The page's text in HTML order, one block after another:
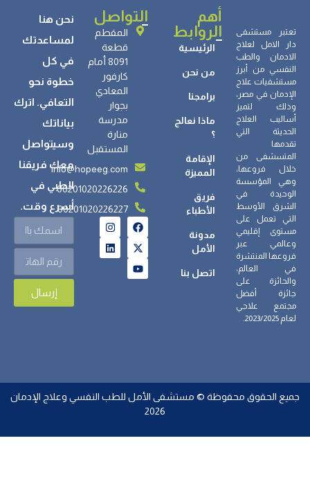
تعتبر مستشفى
دار الامل لعلاج
الادمان والطب
النفسي من أبرز
مستشفيات علاج
الإدمان في مصر،
وذلك لتميز
أساليب العلاج
الحديثة التي
تقدمها
المتسشفى من
خلال فروعها،
وهي المؤسسة
الوحيدة في
الشرق الأوسط
التي تعمل على
مستوى إقليمي
وعالمي عبر
فروعها المنتشرة
في العالم،
والحائزة على
جائزة أفضل
مجتمع علاجي
لعام 2023/2025.
أهم
الروابط
الرئيسية
من نحن
برامجنا
ماذا نعالج
؟
الإقامة
المميزة
فريق
الأطباء
مدونة
الأمل
اتصل بنا
التواصل
المقطم
قطعة
8091 أمام
كارفور
المعادي
بجوار
مدرسة
منارة
المستقبل
info@hopeeg.com
00201020226226
00201020226227
نحن هنا
لمساعدتك
في كل
خطوة نحو
التعافي. اترك
بياناتك
وسيتواصل
معك فريقنا
الطبي في
أسرع وقت.
إرسال
جميع الحقوق محفوظة © مستشفى الأمل للطب النفسي وعلاج الإدمان
2026